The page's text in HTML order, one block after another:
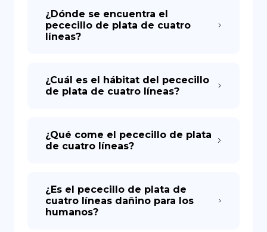
¿Dónde se encuentra el
pececillo de plata de cuatro
líneas?
¿Cuál es el hábitat del pececillo
de plata de cuatro líneas?
¿Qué come el pececillo de plata
de cuatro líneas?
¿Es el pececillo de plata de
cuatro líneas dañino para los
humanos?